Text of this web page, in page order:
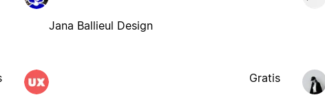
Jana Ballieul Design
Gratis